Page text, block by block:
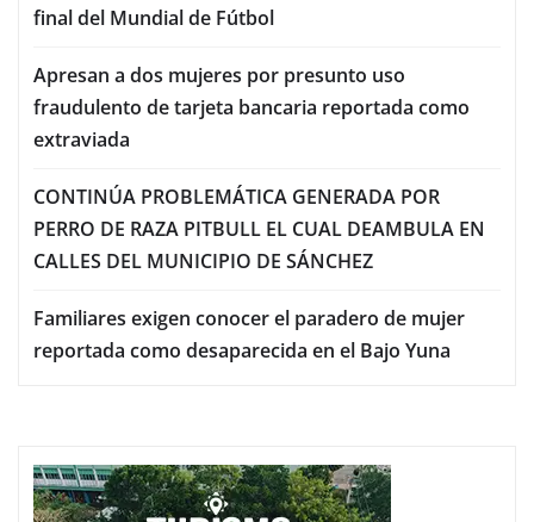
final del Mundial de Fútbol
Apresan a dos mujeres por presunto uso
fraudulento de tarjeta bancaria reportada como
extraviada
CONTINÚA PROBLEMÁTICA GENERADA POR
PERRO DE RAZA PITBULL EL CUAL DEAMBULA EN
CALLES DEL MUNICIPIO DE SÁNCHEZ
Familiares exigen conocer el paradero de mujer
reportada como desaparecida en el Bajo Yuna